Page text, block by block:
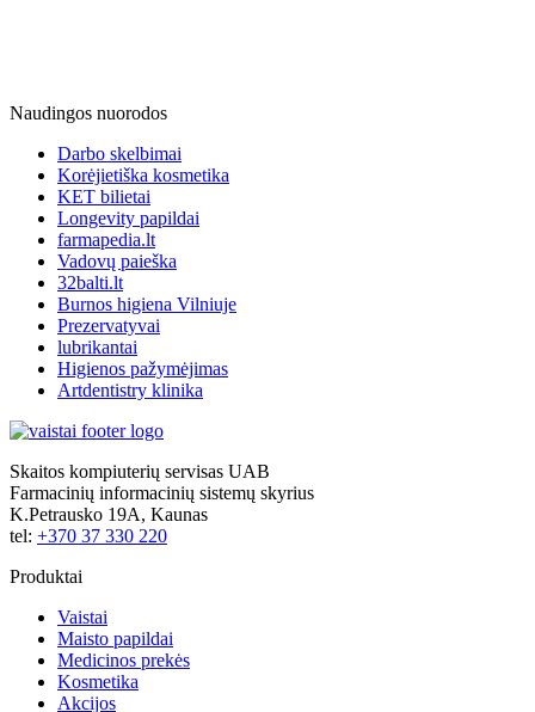
Naudingos nuorodos
Darbo skelbimai
Korėjietiška kosmetika
KET bilietai
Longevity papildai
farmapedia.lt
Vadovų paieška
32balti.lt
Burnos higiena Vilniuje
Prezervatyvai
lubrikantai
Higienos pažymėjimas
Artdentistry klinika
Skaitos kompiuterių servisas UAB
Farmacinių informacinių sistemų skyrius
K.Petrausko 19A, Kaunas
tel: +370 37 330 220
Produktai
Vaistai
Maisto papildai
Medicinos prekės
Kosmetika
Akcijos